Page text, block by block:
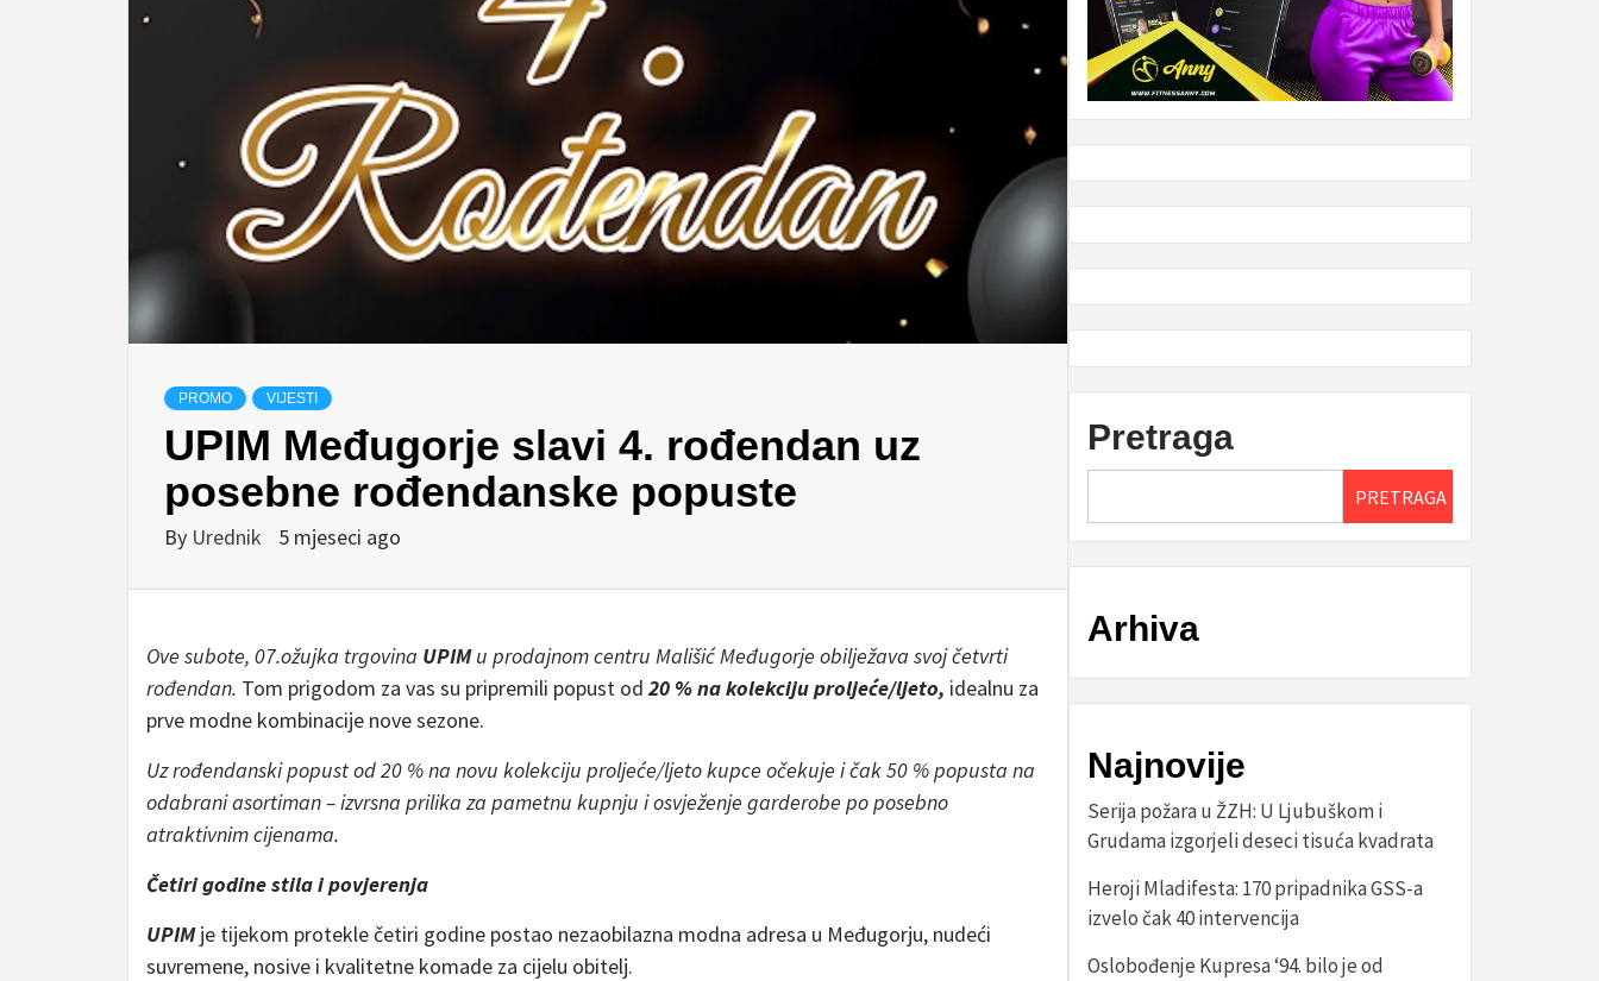
PROMO VIJESTI
UPIM Međugorje slavi 4. rođendan uz
posebne rođendanske popuste
By Urednik 5 mjeseci ago
Ove subote, 07.ožujka trgovina UPIMu prodajnom centru Mališić Međugorje obilježava svoj četvrti
rođendan. Tom prigodom za vas su pripremili popust od20 % na kolekciju proljeće/ljeto, idealnu za
prve modne kombinacije nove sezone.
Uz rođendanski popust od 20 % na novu kolekciju proljeće/ljeto kupce očekuje i čak 50 % popusta na
odabrani asortiman – izvrsna prilika za pametnu kupnju i osvježenje garderobe po posebno
atraktivnim cijenama.
Četiri godine stila i povjerenja
UPIMje tijekom protekle četiri godine postao nezaobilazna modna adresa u Međugorju, nudeći
suvremene, nosive i kvalitetne komade za cijelu obitelj.
Pretraga
PRETRAGA
Arhiva
Najnovije
Serija požara u ŽZH: U Ljubuškom i
Grudama izgorjeli deseci tisuća kvadrata
Heroji Mladifesta: 170 pripadnika GSS-a
izvelo čak 40 intervencija
Oslobođenje Kupresa ‘94. bilo je od